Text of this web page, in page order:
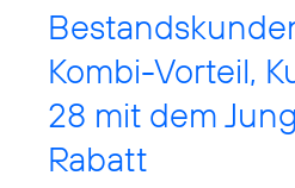
Kombi-Vorteil,
28 mit dem
Rabatt